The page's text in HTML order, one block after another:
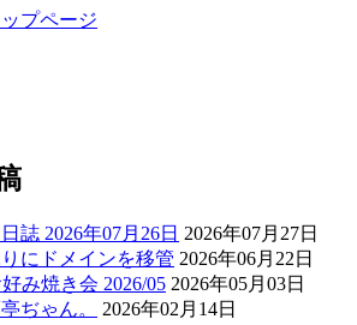
プページ
誌 2026年07月26日 2026年07月27日
にドメインを移管 2026年06月22日
み焼き会 2026/05 2026年05月03日
ぢゃん。
2026年02月14日